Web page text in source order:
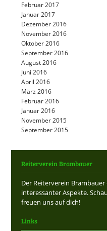
Februar 2017
Januar 2017
Dezember 2016
November 2016
Oktober 2016
September 2016
August 2016
Juni 2016
April 2016
März 2016
Februar 2016
Januar 2016
November 2015
September 2015
Reiterverein Brambauer
Der Reiterverein
interessanter Aspekte.
freuen uns auf dich!
Links